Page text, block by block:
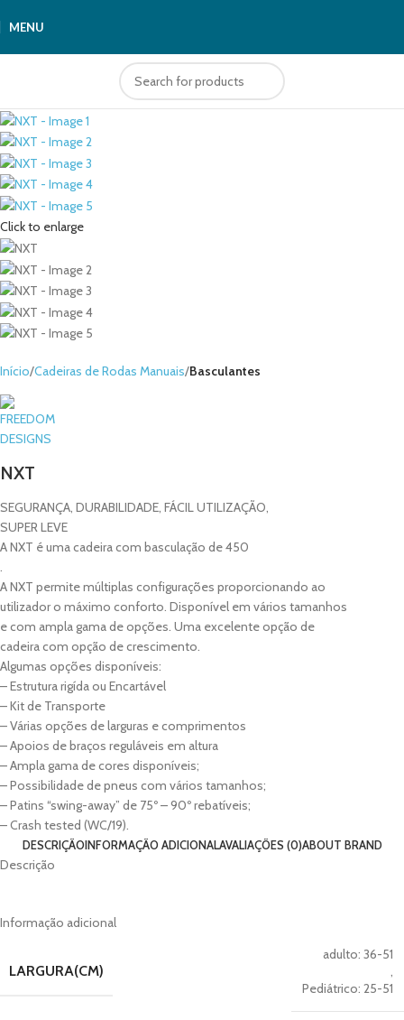
MENU
Click to enlarge
Início Cadeiras de Rodas Manuais Basculantes
NXT
SEGURANÇA, DURABILIDADE, FÁCIL UTILIZAÇÃO,
SUPER LEVE
A NXT é uma cadeira com basculação de 450
.
A NXT permite múltiplas configurações proporcionando ao
utilizador o máximo conforto. Disponível em vários tamanhos
e com ampla gama de opções. Uma excelente opção de
cadeira com opção de crescimento.
Algumas opções disponíveis:
– Estrutura rigída ou Encartável
– Kit de Transporte
– Várias opções de larguras e comprimentos
– Apoios de braços reguláveis em altura
– Ampla gama de cores disponíveis;
– Possibilidade de pneus com vários tamanhos;
– Patins “swing-away” de 75º – 90º rebatíveis;
– Crash tested (WC/19).
DESCRIÇÃOINFORMAÇÃO ADICIONALAVALIAÇÕES (0)ABOUT BRAND
Descrição
Informação adicional
LARGURA(CM)
adulto: 36-51
,
Pediátrico: 25-51